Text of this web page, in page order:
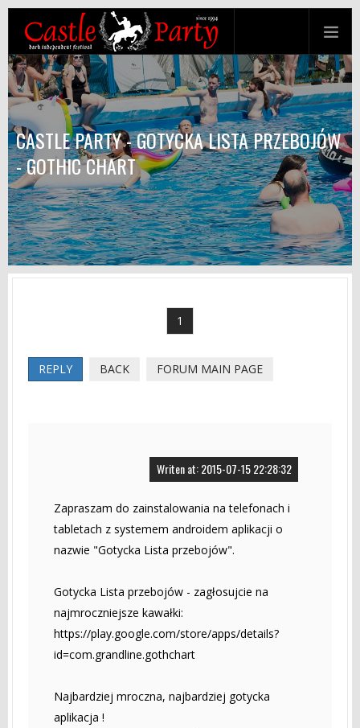
CASTLE PARTY - GOTYCKA LISTA PRZEBOJÓW
- GOTHIC CHART
1
REPLY BACK FORUM MAIN PAGE
Writen at: 2015-07-15 22:28:32
Zapraszam do zainstalowania na telefonach i
tabletach z systemem androidem aplikacji o
nazwie "Gotycka Lista przebojów".
Gotycka Lista przebojów - zagłosujcie na
najmroczniejsze kawałki:
https://play.google.com/store/apps/details?
id=com.grandline.gothchart
Najbardziej mroczna, najbardziej gotycka
aplikacja !